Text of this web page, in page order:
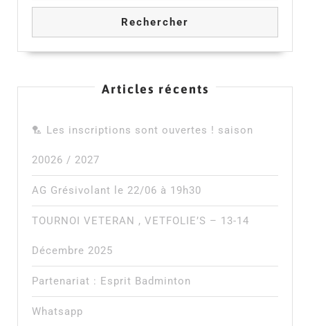
Rechercher
Articles récents
🏸 Les inscriptions sont ouvertes ! saison
20026 / 2027
AG Grésivolant le 22/06 à 19h30
TOURNOI VETERAN , VETFOLIE’S – 13-14
Décembre 2025
Partenariat : Esprit Badminton
Whatsapp